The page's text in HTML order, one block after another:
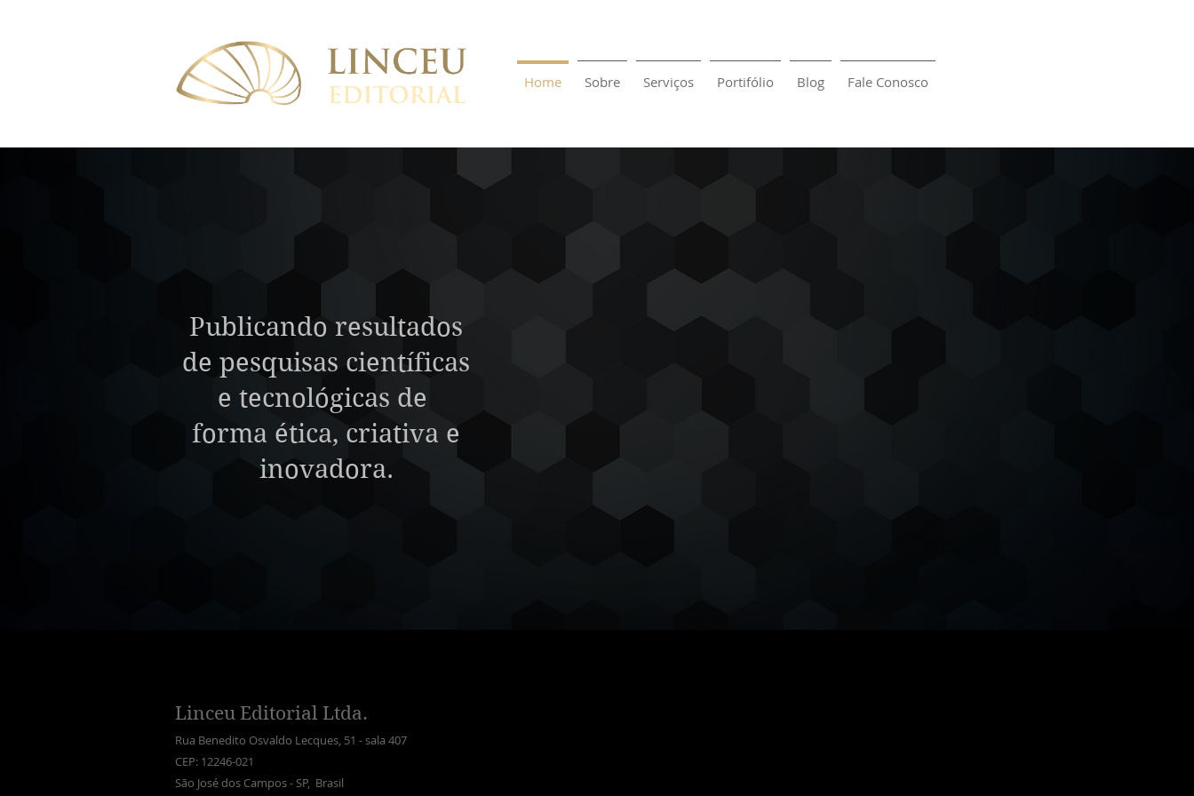
Home Sobre Serviços Portifólio Blog Fale Conosco
Publicando resultados
de pesquisas científicas
e tecnológicas de
forma ética, criativa e
inovadora.
Linceu Editorial Ltda.
Rua Benedito Osvaldo Lecques, 51 - sala 407
CEP: 12246-021
São José dos Campos - SP, Brasil